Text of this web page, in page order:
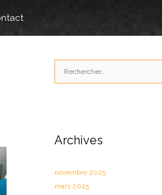
Archives
novembre 2025
mars 2025